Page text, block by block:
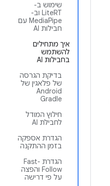
שימוש ב-
LiteRT וב-
MediaPipe עם
חבילות AI
איך מתחילים
להשתמש
בחבילות AI
בדיקת הגרסה
של פלאגין של
Android
Gradle
חילוץ המודל
לחבילת AI
הגדרת אספקה
בזמן ההתקנה
הגדרת Fast-
Follow והפצה
על פי דרישה